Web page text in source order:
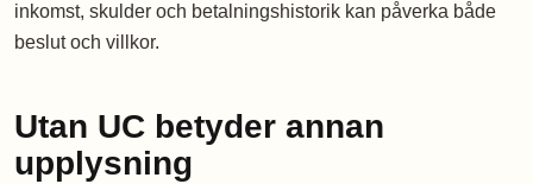
inkomst, skulder och betalningshistorik kan påverka både
beslut och villkor.
Utan UC betyder annan
upplysning